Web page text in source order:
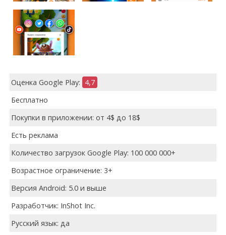
Оценка Google Play: 4,7
Бесплатно
Покупки в приложении: от 4$ до 18$
Есть реклама
Количество загрузок Google Play: 100 000 000+
Возрастное ограничение: 3+
Версия Android: 5.0 и выше
Разработчик: InShot Inc.
Русский язык: да